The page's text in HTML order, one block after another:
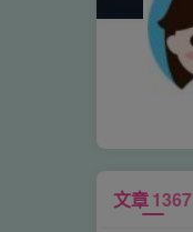
文章1367